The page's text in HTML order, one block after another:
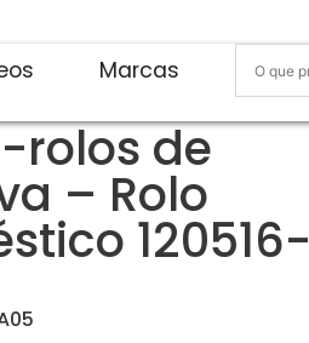
Marcas
rolos de
– Rolo
120516-